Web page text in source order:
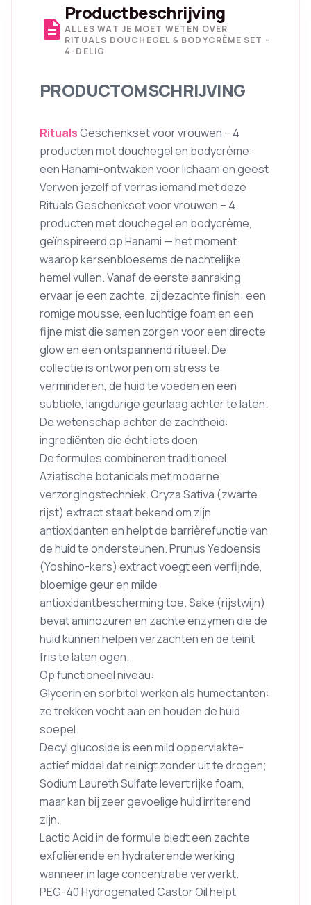
description
Productbeschrijving
ALLES WAT JE MOET WETEN OVER
RITUALS DOUCHEGEL & BODYCRÈME SET –
4-DELIG
PRODUCTOMSCHRIJVING
RitualsGeschenkset voor vrouwen – 4
producten met douchegel en bodycrème:
een Hanami-ontwaken voor lichaam en geest
Verwen jezelf of verras iemand met deze
Rituals Geschenkset voor vrouwen – 4
producten met douchegel en bodycrème,
geïnspireerd op Hanami — het moment
waarop kersenbloesems de nachtelijke
hemel vullen. Vanaf de eerste aanraking
ervaar je een zachte, zijdezachte finish: een
romige mousse, een luchtige foam en een
fijne mist die samen zorgen voor een directe
glow en een ontspannend ritueel. De
collectie is ontworpen om stress te
verminderen, de huid te voeden en een
subtiele, langdurige geurlaag achter te laten.
De wetenschap achter de zachtheid:
ingrediënten die écht iets doen
De formules combineren traditioneel
Aziatische botanicals met moderne
verzorgingstechniek. Oryza Sativa (zwarte
rijst) extract staat bekend om zijn
antioxidanten en helpt de barrièrefunctie van
de huid te ondersteunen. Prunus Yedoensis
(Yoshino-kers) extract voegt een verfijnde,
bloemige geur en milde
antioxidantbescherming toe. Sake (rijstwijn)
bevat aminozuren en zachte enzymen die de
huid kunnen helpen verzachten en de teint
fris te laten ogen.
Op functioneel niveau:
Glycerin en sorbitol werken als humectanten:
ze trekken vocht aan en houden de huid
soepel.
Decyl glucoside is een mild oppervlakte-
actief middel dat reinigt zonder uit te drogen;
Sodium Laureth Sulfate levert rijke foam,
maar kan bij zeer gevoelige huid irriterend
zijn.
Lactic Acid in de formule biedt een zachte
exfoliërende en hydraterende werking
wanneer in lage concentratie verwerkt.
PEG-40 Hydrogenated Castor Oil helpt